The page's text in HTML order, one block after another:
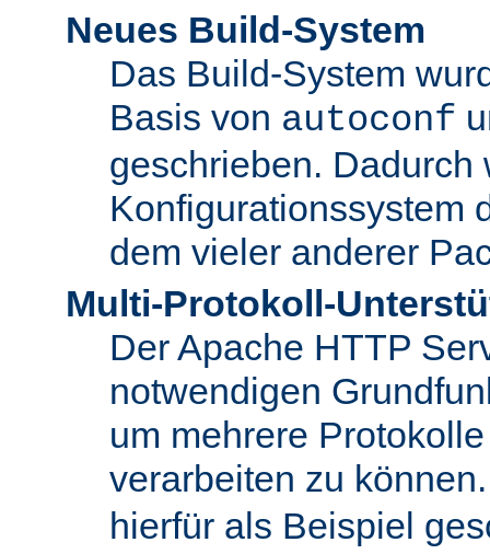
Neues Build-System
Das Build-System
Basis von autoconf
geschrieben. Dadurch
Konfigurationssystem
dem vieler anderer
Multi-Protokoll-
Der Apache HTTP
notwendigen
um mehrere
verarbeiten zu
hierfür als Beispiel